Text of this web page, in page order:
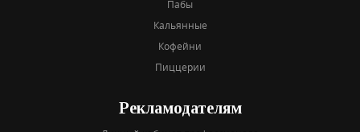
Пабы
Кальянные
Кофейни
Пиццерии
Рекламодателям